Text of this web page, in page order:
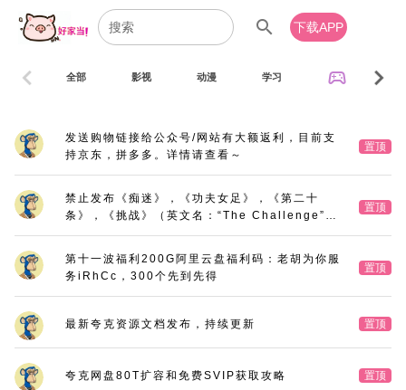
search 下载APP
全部 影视 动漫 学习 sports_esports
chevron_left chevron_right
发送购物链接给公众号/网站有大额返利，目前支
持京东，拼多多。详情请查看～
置顶
禁止发布《痴迷》，《功夫女足》，《第二十
条》，《挑战》（英文名：“The Challenge”，
又名：《深空拯救者》），《三大队》电影版
置顶
第十一波福利200G阿里云盘福利码：老胡为你服
务iRhCc，300个先到先得
置顶
最新夸克资源文档发布，持续更新 置顶
夸克网盘80T扩容和免费SVIP获取攻略 置顶